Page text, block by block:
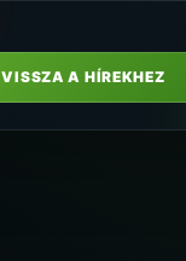
VISSZA A HÍREKHEZ